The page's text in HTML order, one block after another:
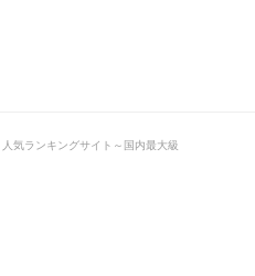
気ランキングサイト～国内最大級